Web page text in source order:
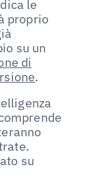
le
proprio
su un
di
.
su